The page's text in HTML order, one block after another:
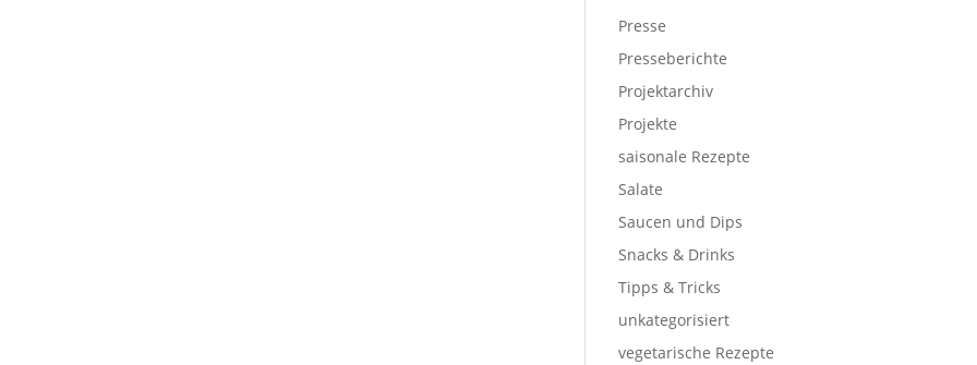
Presse
Presseberichte
Projektarchiv
Projekte
saisonale Rezepte
Salate
Saucen und Dips
Snacks & Drinks
Tipps & Tricks
unkategorisiert
vegetarische Rezepte